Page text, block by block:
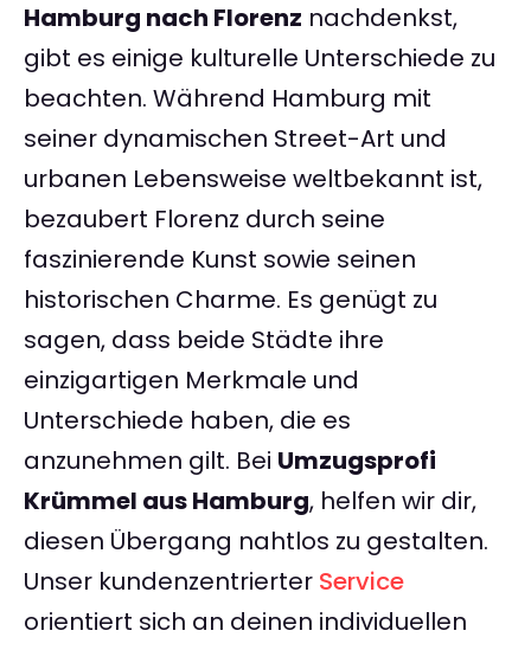
Hamburg nach Florenz nachdenkst,
gibt es einige kulturelle Unterschiede zu
beachten. Während Hamburg mit
seiner dynamischen Street-Art und
urbanen Lebensweise weltbekannt ist,
bezaubert Florenz durch seine
faszinierende Kunst sowie seinen
historischen Charme. Es genügt zu
sagen, dass beide Städte ihre
einzigartigen Merkmale und
Unterschiede haben, die es
anzunehmen gilt. Bei Umzugsprofi
Krümmel aus Hamburg, helfen wir dir,
diesen Übergang nahtlos zu gestalten.
Unser kundenzentrierter Service
orientiert sich an deinen individuellen